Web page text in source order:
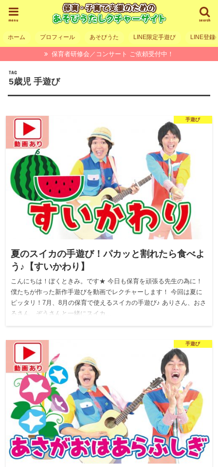
search
menu
ホーム プロフィール あそびうた LINE限定手遊び LINE登録
保育者研修会／コンサート ご依頼受付中！
TAG
5歳児 手遊び
手遊び
夏のスイカの手遊び！パカッと割れたら食べよ
う♪【すいかわり】
こんにちは！ぼくときみ。です★ 今日も保育を頑張る先生の為に！
僕たちが作った新作手遊びを動画でレクチャーします！ 今回は夏に
ピッタリ！7月、8月の保育で使えるスイカの手遊び♪ ありさん、おさ
るさん、ぞうさんと一緒にスイカ…
手遊び